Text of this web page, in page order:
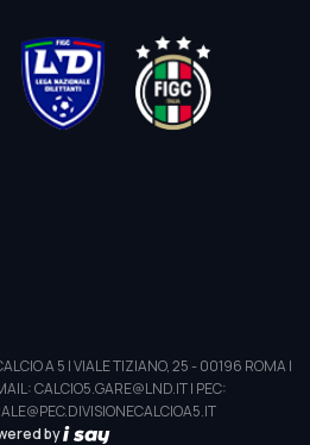
A 5 | VIALE TIZIANO, 25 - 00196 ROMA |
CALCIO5.GARE@LND.IT | PEC:
by